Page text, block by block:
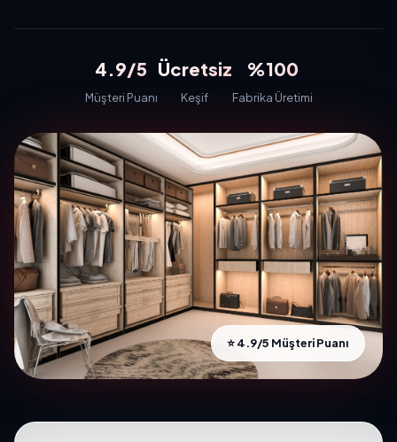
4.9/5
Müşteri Puanı
Ücretsiz
Keşif
%100
Fabrika Üretimi
⭐ 4.9/5 Müşteri Puanı